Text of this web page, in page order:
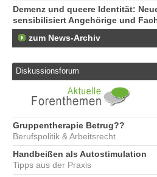
Demenz und queere Identität:
sensibilisiert Angehörige und
zum News-Archiv
Diskussionsforum
Gruppentherapie Betrug??
Berufspolitik & Arbeitsrecht
Handbeißen als Autostimulation
Tipps aus der Praxis